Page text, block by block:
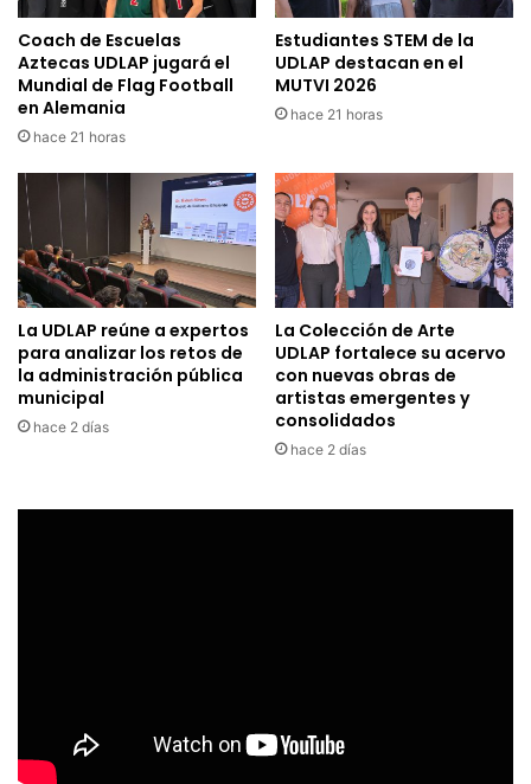
Coach de Escuelas
Aztecas UDLAP jugará el
Mundial de Flag Football
en Alemania
hace 21 horas
Estudiantes STEM de la
UDLAP destacan en el
MUTVI 2026
hace 21 horas
La UDLAP reúne a expertos
para analizar los retos de
la administración pública
municipal
hace 2 días
La Colección de Arte
UDLAP fortalece su acervo
con nuevas obras de
artistas emergentes y
consolidados
hace 2 días